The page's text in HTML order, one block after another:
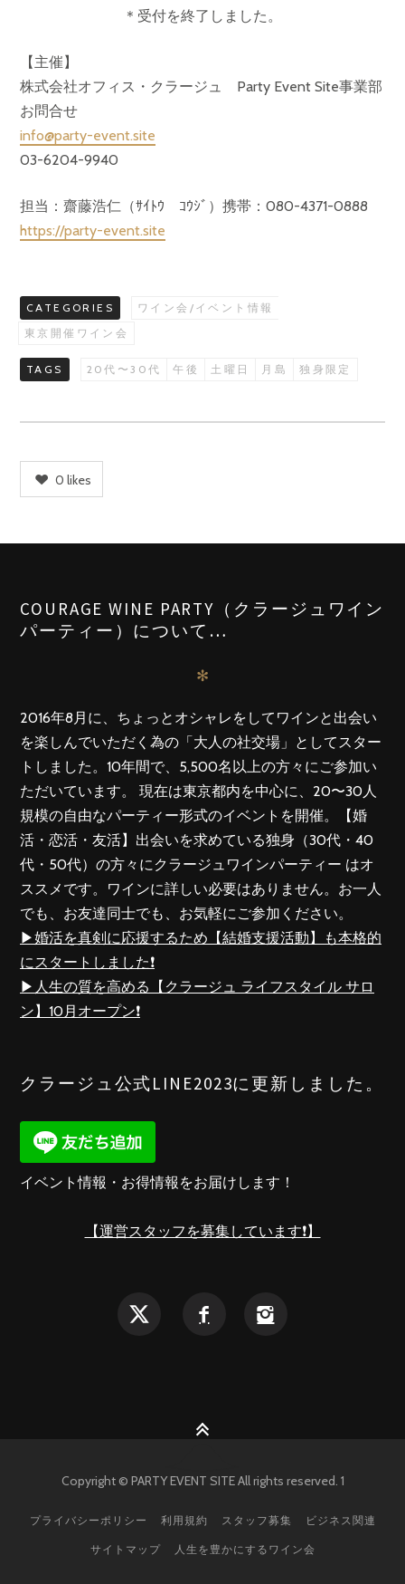
＊受付を終了しました。
【主催】
株式会社オフィス・クラージュ Party Event Site事業部
お問合せ
info@party-event.site
03-6204-9940
担当：齋藤浩仁（ｻｲﾄｳ ｺｳｼﾞ）携帯：080-4371-0888
https://party-event.site
CATEGORIES
ワイン会/イベント情報
東京開催ワイン会
TAGS 20代〜30代 午後 土曜日 月島 独身限定
0 likes
COURAGE WINE PARTY（クラージュワイン
パーティー）について…
✻
2016年8月に、ちょっとオシャレをしてワインと出会い
を楽しんでいただく為の「大人の社交場」としてスター
トしました。10年間で、5,500名以上の方々にご参加い
ただいています。 現在は東京都内を中心に、20〜30人
規模の自由なパーティー形式のイベントを開催。【婚
活・恋活・友活】出会いを求めている独身（30代・40
代・50代）の方々にクラージュワインパーティー はオ
ススメです。ワインに詳しい必要はありません。お一人
でも、お友達同士でも、お気軽にご参加ください。
▶︎婚活を真剣に応援するため【結婚支援活動】も本格的
にスタートしました❗️
▶︎人生の質を高める【クラージュ ライフスタイル サロ
ン】10月オープン❗️
クラージュ公式LINE2023に更新しました。
イベント情報・お得情報をお届けします！
【運営スタッフを募集しています❗️】
Copyright © PARTY EVENT SITE All rights reserved. 1
プライバシーポリシー 利用規約 スタッフ募集 ビジネス関連
サイトマップ 人生を豊かにするワイン会